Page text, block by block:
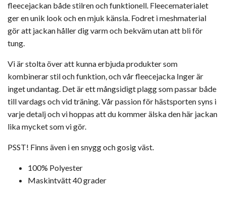
fleecejackan både stilren och funktionell. Fleecematerialet
ger en unik look och en mjuk känsla. Fodret i meshmaterial
gör att jackan håller dig varm och bekväm utan att bli för
tung.
Vi är stolta över att kunna erbjuda produkter som
kombinerar stil och funktion, och vår fleecejacka Inger är
inget undantag. Det är ett mångsidigt plagg som passar både
till vardags och vid träning. Vår passion för hästsporten syns i
varje detalj och vi hoppas att du kommer älska den här jackan
lika mycket som vi gör.
PSST! Finns även i en snygg och gosig väst.
100% Polyester
Maskintvätt 40 grader